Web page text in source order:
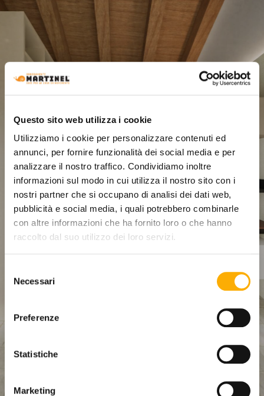
Questo sito web utilizza i cookie
Utilizziamo i cookie per personalizzare contenuti ed
annunci, per fornire funzionalità dei social media e per
analizzare il nostro traffico. Condividiamo inoltre
informazioni sul modo in cui utilizza il nostro sito con i
nostri partner che si occupano di analisi dei dati web,
pubblicità e social media, i quali potrebbero combinarle
con altre informazioni che ha fornito loro o che hanno
raccolto dal suo utilizzo dei loro servizi.
delNecessari
Preferenze
Statistiche
Marketing
LET YOURSELF BE
INSPIRED BY
MARTINEL STORE